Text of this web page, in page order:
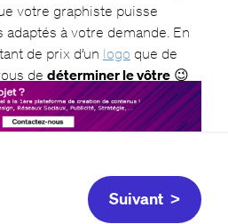
votre graphiste puisse
à votre demande. En
de prix d’un logo que de
de déterminer le vôtre😉
Suivant >